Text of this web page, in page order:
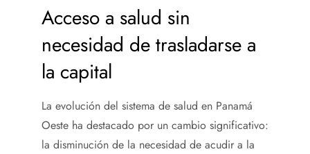
Acceso a salud sin
necesidad de trasladarse a
la capital
La evolución del sistema de salud en Panamá
Oeste ha destacado por un cambio significativo:
la disminución de la necesidad de acudir a la